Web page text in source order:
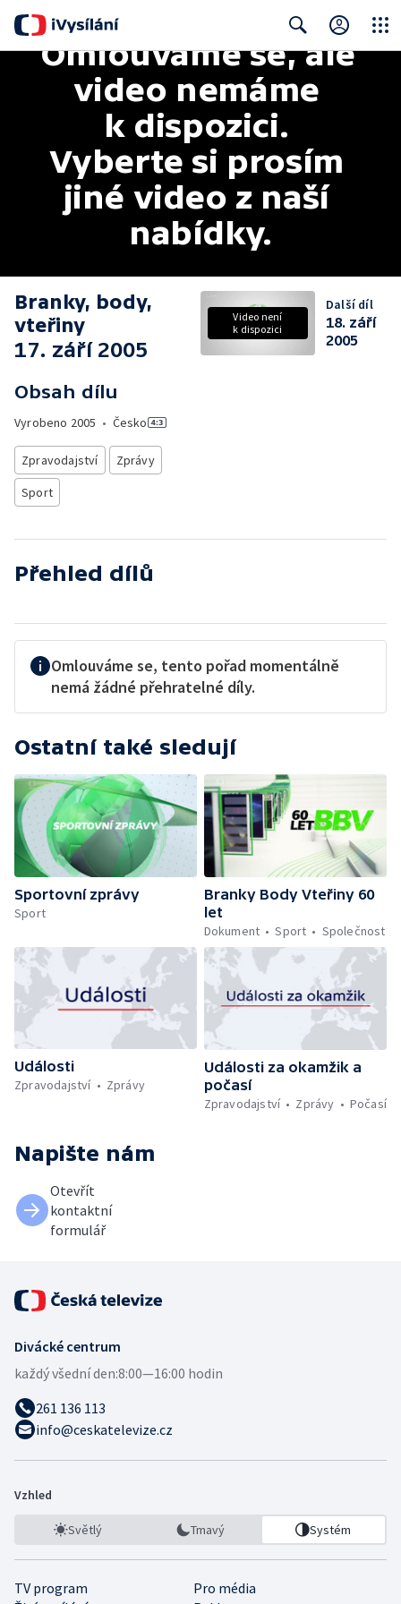
Search
Omlouváme se, ale
video nemáme
k dispozici.
Vyberte si prosím
jiné video z naší
nabídky.
Branky, body,
vteřiny
17. září 2005
Obsah dílu
Vyrobeno 2005 • Česko
Zpravodajství
Zprávy
Sport
Video není
k dispozici
Další díl
18. září
2005
Přehled dílů
Omlouváme se, tento pořad momentálně
nemá žádné přehratelné díly.
Ostatní také sledují
Sportovní zprávy
Sport
Branky Body Vteřiny 60
let
Dokument
Sport Společnost
Události
Zpravodajství
Zprávy
Události za okamžik a
počasí
Zpravodajství
Zprávy Počasí
Napište nám
Otevřít
kontaktní
formulář
Divácké centrum
každý všední den:8:00—16:00 hodin
261 136 113
info@ceskatelevize.cz
Vzhled
Světlý Tmavý Systém
TV program
Pro média